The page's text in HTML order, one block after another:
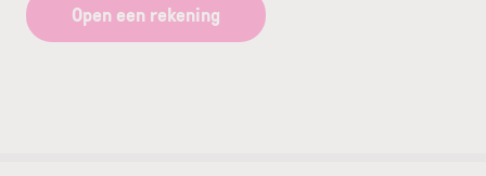
Open een rekening